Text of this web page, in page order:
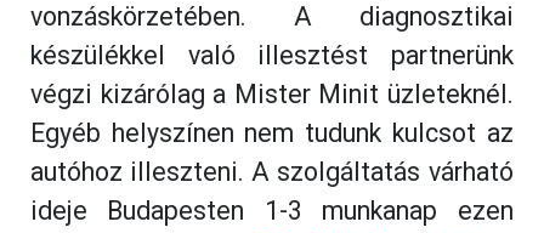
vonzáskörzetében. A diagnosztikai
készülékkel való illesztést partnerünk
végzi kizárólag a Mister Minit üzleteknél.
Egyéb helyszínen nem tudunk kulcsot az
autóhoz illeszteni. A szolgáltatás várható
ideje Budapesten 1-3 munkanap ezen